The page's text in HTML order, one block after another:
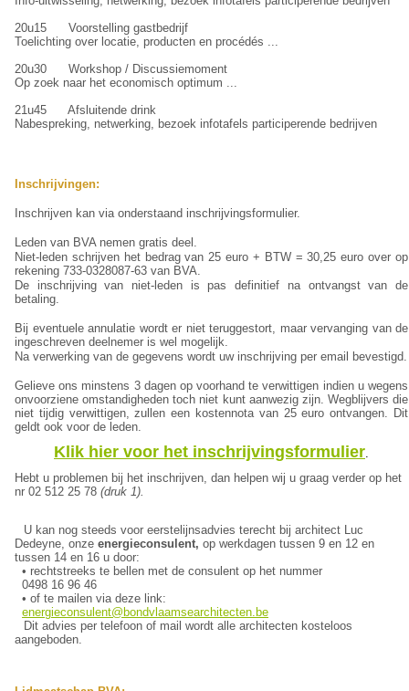
20u15 Voorstelling gastbedrijf
Toelichting over locatie, producten en procédés ...
20u30 Workshop / Discussiemoment
Op zoek naar het economisch optimum ...
21u45 Afsluitende drink
Nabespreking, netwerking, bezoek infotafels participerende bedrijven
Inschrijvingen:
Inschrijven kan via onderstaand inschrijvingsformulier.
Leden van BVA nemen gratis deel.
Niet-leden schrijven het bedrag van 25 euro + BTW = 30,25 euro over op
rekening 733-0328087-63 van BVA.
De inschrijving van niet-leden is pas definitief na ontvangst van de
betaling.
Bij eventuele annulatie wordt er niet teruggestort, maar vervanging van de
ingeschreven deelnemer is wel mogelijk.
Na verwerking van de gegevens wordt uw inschrijving per email bevestigd.
Gelieve ons minstens 3 dagen op voorhand te verwittigen indien u wegens
onvoorziene omstandigheden toch niet kunt aanwezig zijn. Wegblijvers die
niet tijdig verwittigen, zullen een kostennota van 25 euro ontvangen. Dit
geldt ook voor de leden.
Klik hier voor het inschrijvingsformulier.
Hebt u problemen bij het inschrijven, dan helpen wij u graag verder op het
nr 02 512 25 78 (druk 1).
U kan nog steeds voor eerstelijnsadvies terecht bij architect Luc
Dedeyne, onze energieconsulent, op werkdagen tussen 9 en 12 en
tussen 14 en 16 u door:
• rechtstreeks te bellen met de consulent op het nummer
0498 16 96 46
• of te mailen via deze link:
energieconsulent@bondvlaamsearchitecten.be
Dit advies per telefoon of mail wordt alle architecten kosteloos
aangeboden.